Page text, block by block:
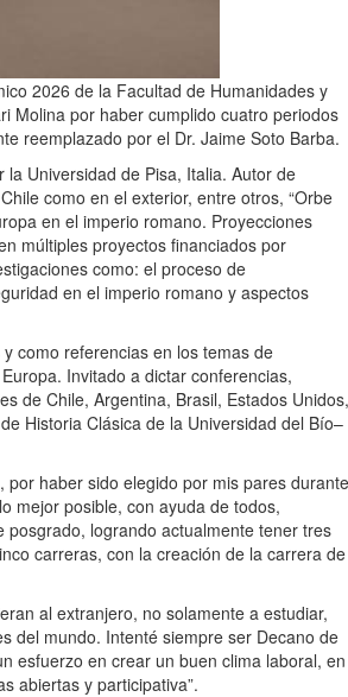
2026 de la Facultad de Humanidades y
Molina por haber cumplido cuatro periodos
reemplazado por el Dr. Jaime Soto Barba.
Universidad de Pisa, Italia. Autor de
como en el exterior, entre otros, “Orbe
en el imperio romano. Proyecciones
múltiples proyectos financiados por
como: el proceso de
en el imperio romano y aspectos
como referencias en los temas de
Invitado a dictar conferencias,
de Chile, Argentina, Brasil, Estados Unidos,
Historia Clásica de la Universidad del Bío–
por haber sido elegido por mis pares durante
mejor posible, con ayuda de todos,
logrando actualmente tener tres
carreras, con la creación de la carrera de
al extranjero, no solamente a estudiar,
del mundo. Intenté siempre ser Decano de
esfuerzo en crear un buen clima laboral, en
abiertas y participativa”.